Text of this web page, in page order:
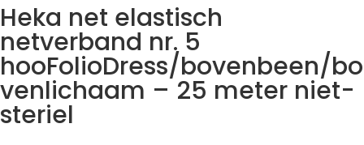
Heka net elastisch
netverband nr. 5
hooFolioDress/bovenbeen/bo
venlichaam – 25 meter niet-
steriel